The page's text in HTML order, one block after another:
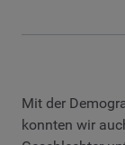
Mit der
konnten wir